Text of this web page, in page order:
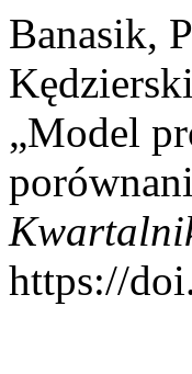
Banasik,
„Model
https://